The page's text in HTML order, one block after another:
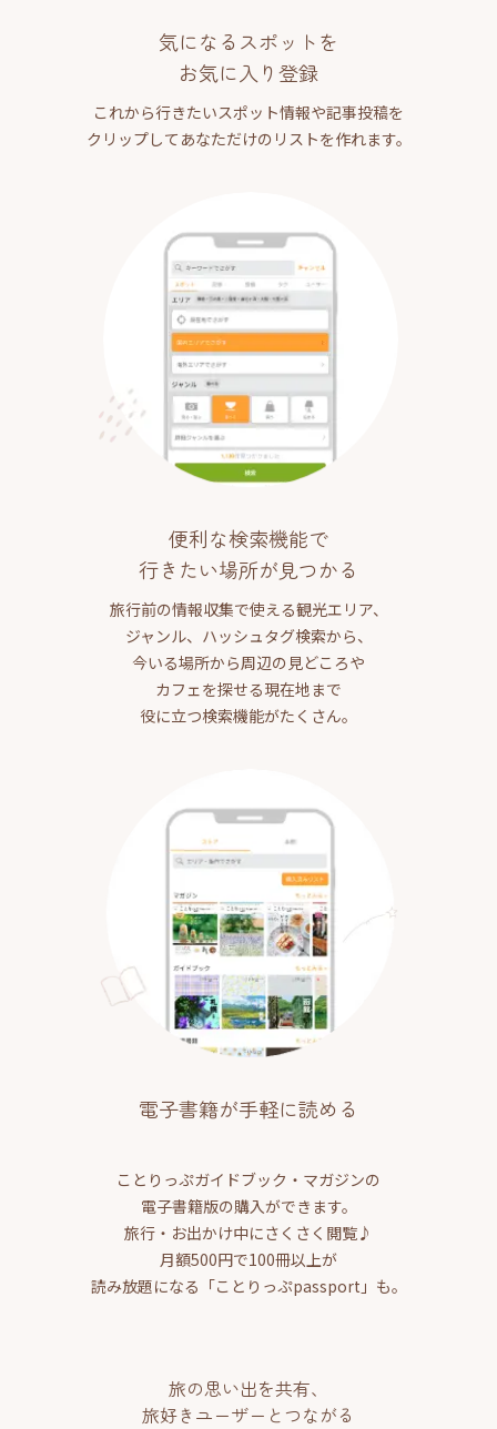
気になるスポットを
お気に入り登録
これから行きたいスポット情報や記事投稿を
クリップしてあなただけのリストを作れます。
便利な検索機能で
行きたい場所が見つかる
旅行前の情報収集で使える観光エリア、
ジャンル、ハッシュタグ検索から、
今いる場所から周辺の見どころや
カフェを探せる現在地まで
役に立つ検索機能がたくさん。
電子書籍が手軽に読める
ことりっぷガイドブック・マガジンの
電子書籍版の購入ができます。
旅行・お出かけ中にさくさく閲覧♪
月額500円で100冊以上が
読み放題になる「ことりっぷpassport」も。
旅の思い出を共有、
旅好きユーザーとつながる